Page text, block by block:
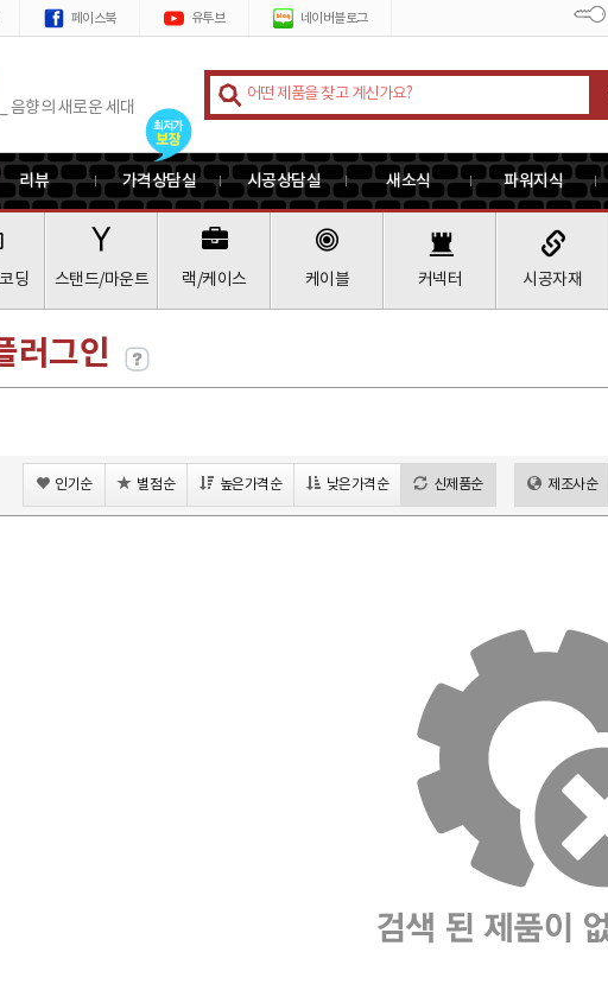
_ 음향의 새로운 세대
리뷰 가격상담실 시공상담실 새소식 파워지식
딩 스탠드/마운트 랙/케이스 케이블 커넥터 시공자재
페이스북 유투브 네이버블로그
러그인
인기순 별점순 높은가격순 낮은가격순 신제품순 제조사순